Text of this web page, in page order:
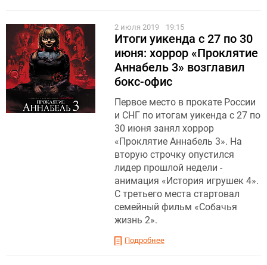
2 июля 2019 19:15
Итоги уикенда с 27 по 30
июня: хоррор «Проклятие
Аннабель 3» возглавил
бокс-офис
Первое место в прокате России
и СНГ по итогам уикенда с 27 по
30 июня занял хоррор
«Проклятие Аннабель 3». На
вторую строчку опустился
лидер прошлой недели -
анимация «История игрушек 4».
С третьего места стартовал
семейный фильм «Собачья
жизнь 2».
Подробнее